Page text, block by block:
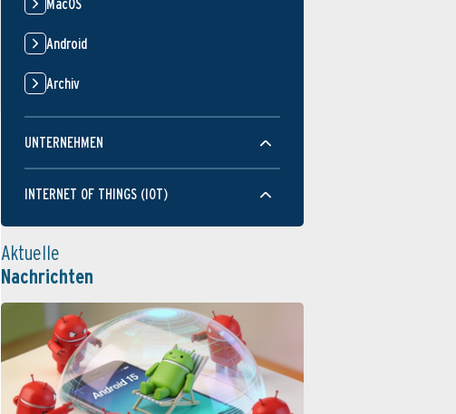
MacOS
Android
Archiv
UNTERNEHMEN
INTERNET OF THINGS (IOT)
Aktuelle
Nachrichten